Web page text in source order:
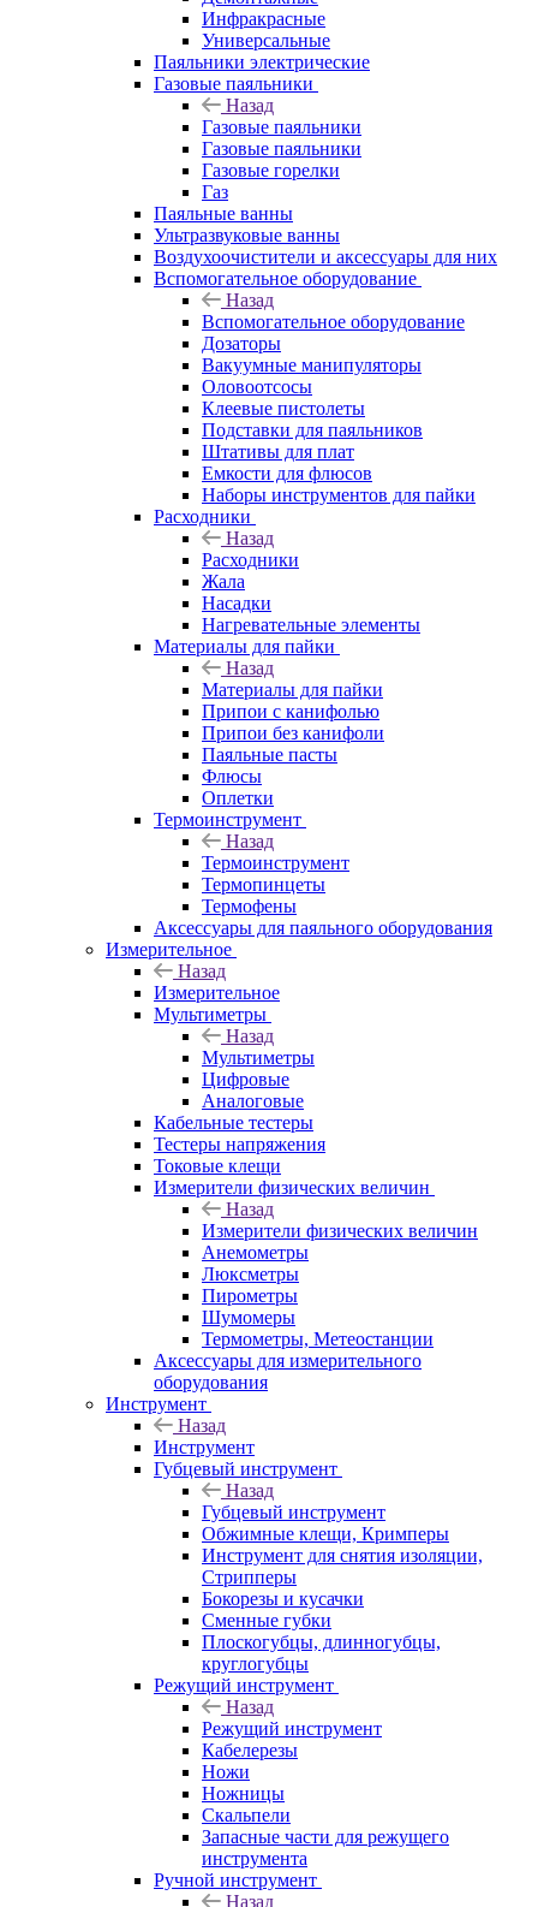
Инфракрасные
Универсальные
Паяльники электрические
Газовые паяльники
Назад
Газовые паяльники
Газовые паяльники
Газовые горелки
Газ
Паяльные ванны
Ультразвуковые ванны
Воздухоочистители и аксессуары для них
Вспомогательное оборудование
Назад
Вспомогательное оборудование
Дозаторы
Вакуумные манипуляторы
Оловоотсосы
Клеевые пистолеты
Подставки для паяльников
Штативы для плат
Емкости для флюсов
Наборы инструментов для пайки
Расходники
Назад
Расходники
Жала
Насадки
Нагревательные элементы
Материалы для пайки
Назад
Материалы для пайки
Припои с канифолью
Припои без канифоли
Паяльные пасты
Флюсы
Оплетки
Термоинструмент
Назад
Термоинструмент
Термопинцеты
Термофены
Аксессуары для паяльного оборудования
Измерительное
Назад
Измерительное
Мультиметры
Назад
Мультиметры
Цифровые
Аналоговые
Кабельные тестеры
Тестеры напряжения
Токовые клещи
Измерители физических величин
Назад
Измерители физических величин
Анемометры
Люксметры
Пирометры
Шумомеры
Термометры, Метеостанции
Аксессуары для измерительного
оборудования
Инструмент
Назад
Инструмент
Губцевый инструмент
Назад
Губцевый инструмент
Обжимные клещи, Кримперы
Инструмент для снятия изоляции,
Стрипперы
Бокорезы и кусачки
Сменные губки
Плоскогубцы, длинногубцы,
круглогубцы
Режущий инструмент
Назад
Режущий инструмент
Кабелерезы
Ножи
Ножницы
Скальпели
Запасные части для режущего
инструмента
Ручной инструмент
Назад